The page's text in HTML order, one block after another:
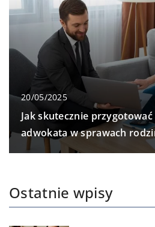
20/05/2025
Jak skutecznie
adwokata w sprawach
Ostatnie wpisy